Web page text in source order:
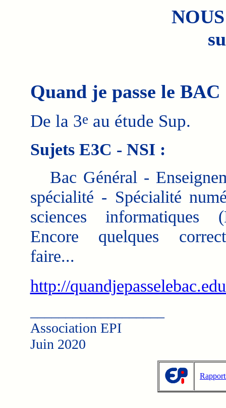
Quand je passe le BAC
De la 3e au étude Sup.
Sujets E3C - NSI :
Bac Général -
spécialité - Spécialité
sciences
Encore quelques
faire...
http://
Association EPI
Juin 2020